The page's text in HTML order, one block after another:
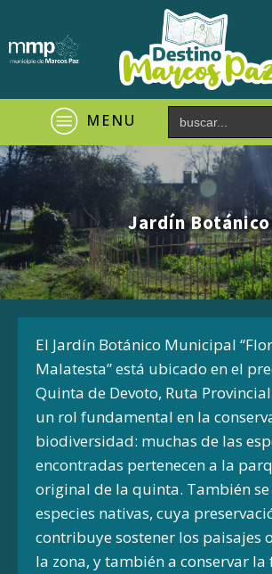
MENU Search
for:
Jardín Botánico
El Jardín Botánico Municipal
Malatesta” está ubicado en el
Quinta de Devoto, Ruta
un rol fundamental en la
biodiversidad: muchas de las
encontradas pertenecen a la
original de la quinta. También
especies nativas, cuya
contribuye sostener los paisajes
la zona, y también a conservar la